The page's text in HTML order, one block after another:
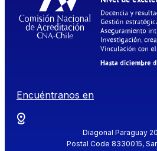
Encuéntranos en
Diagonal Paraguay
Postal Code 8330015,